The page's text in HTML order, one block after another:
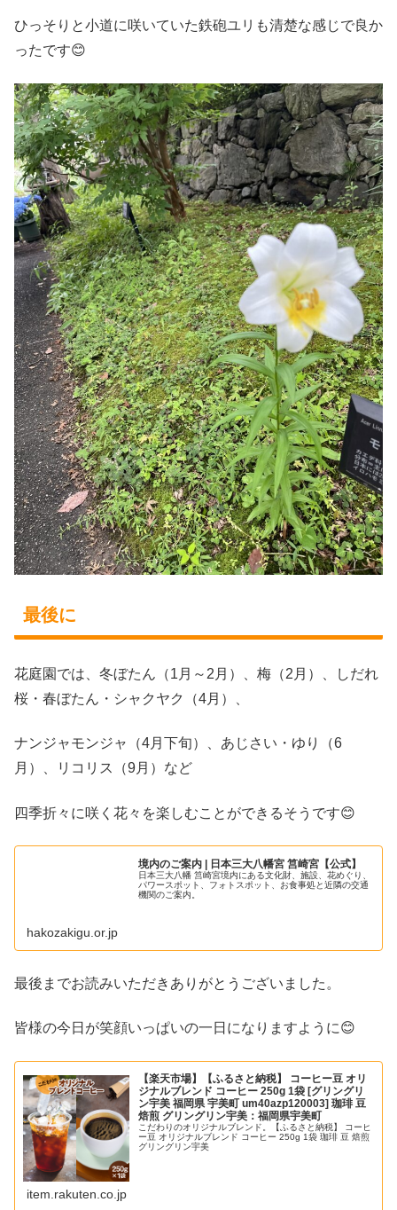
ひっそりと小道に咲いていた鉄砲ユリも清楚な感じで良か
ったです😊
最後に
花庭園では、冬ぼたん（1月～2月）、梅（2月）、しだれ
桜・春ぼたん・シャクヤク（4月）、
ナンジャモンジャ（4月下旬）、あじさい・ゆり（6
月）、リコリス（9月）など
四季折々に咲く花々を楽しむことができるそうです😊
境内のご案内 | 日本三大八幡宮 筥崎宮【公式】
日本三大八幡 筥崎宮境内にある文化財、施設、花めぐり、
パワースポット、フォトスポット、お食事処と近隣の交通
機関のご案内。
hakozakigu.or.jp
最後までお読みいただきありがとうございました。
皆様の今日が笑顔いっぱいの一日になりますように😊
【楽天市場】【ふるさと納税】 コーヒー豆 オリ
ジナルブレンド コーヒー 250g 1袋 [グリングリ
ン宇美 福岡県 宇美町 um40azp120003] 珈琲 豆
焙煎 グリングリン宇美：福岡県宇美町
こだわりのオリジナルブレンド。【ふるさと納税】 コーヒ
ー豆 オリジナルブレンド コーヒー 250g 1袋 珈琲 豆 焙煎
グリングリン宇美
item.rakuten.co.jp